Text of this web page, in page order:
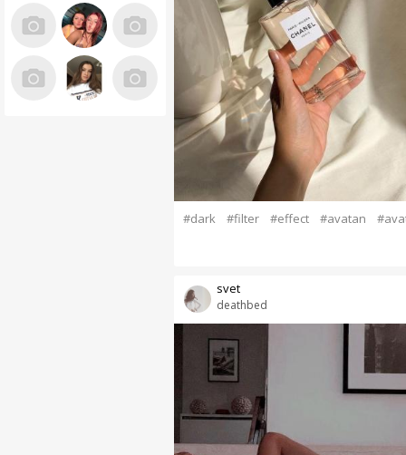
#dark #filter #effect #avatan
deathbed
svet